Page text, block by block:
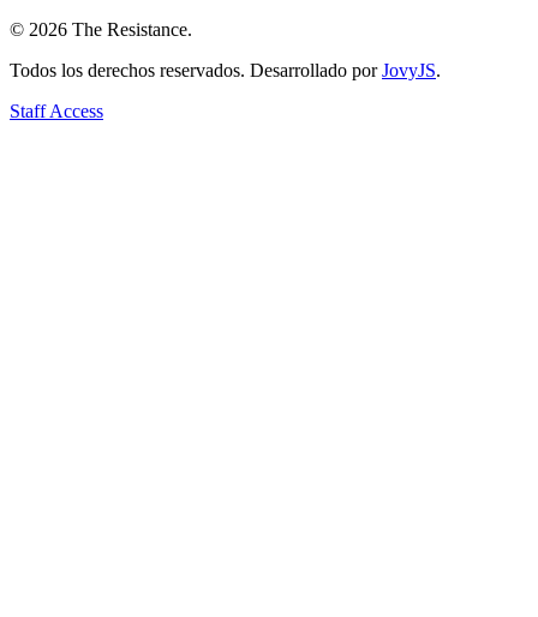
© 2026 The Resistance.
Todos los derechos reservados. Desarrollado por JovyJS.
Staff Access